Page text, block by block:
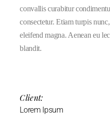
convallis curabitur
consectetur. Etiam turpis
eleifend magna. Aenean eu
blandit.
Client:
Lorem Ipsum